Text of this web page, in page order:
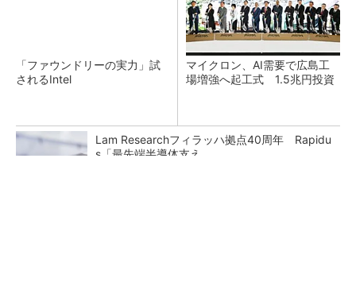
「ファウンドリーの実力」試
されるIntel
マイクロン、AI需要で広島工
場増強へ起工式 1.5兆円投資
Lam Researchフィラッハ拠点40周年 Rapidu
s「最先端半導体支え...